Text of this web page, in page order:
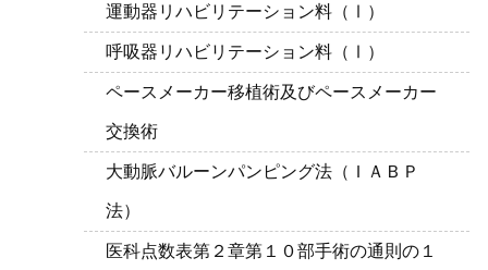
運動器リハビリテーション料（Ⅰ）
呼吸器リハビリテーション料（Ⅰ）
ペースメーカー移植術及びペースメーカー
交換術
大動脈バルーンパンピング法（ＩＡＢＰ
法）
医科点数表第２章第１０部手術の通則の１